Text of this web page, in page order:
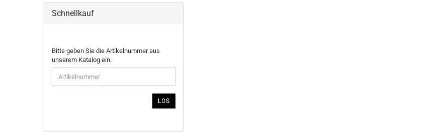
Schnellkauf
BITTE
GEBEN
SIE
DIE
ARTIKELNUMMER
Bitte geben Sie die Artikelnummer aus
unserem Katalog ein.
LOS